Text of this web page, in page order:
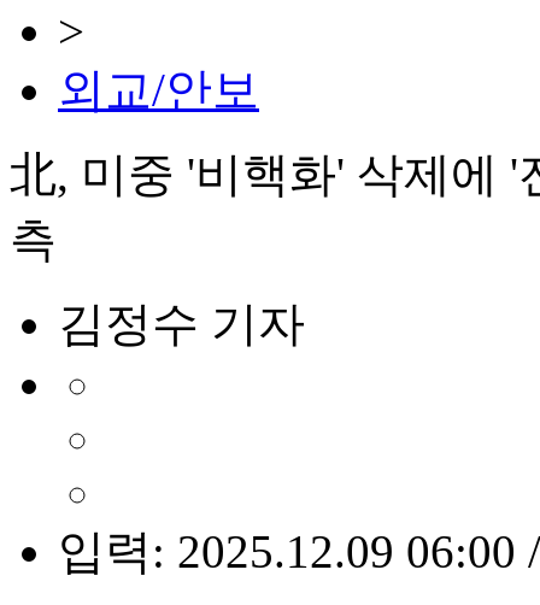
>
외교/안보
北, 미중 '비핵화' 삭제에 '
측
김정수 기자
입력: 2025.12.09 06:00